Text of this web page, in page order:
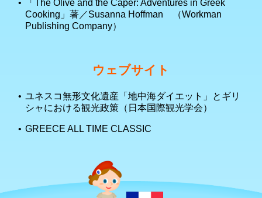
「The Olive and the Caper: Adventures in Greek
Cooking」著／Susanna Hoffman （Workman
Publishing Company）
ウェブサイト
ユネスコ無形文化遺産「地中海ダイエット」とギリ
シャにおける観光政策（日本国際観光学会）
GREECE ALL TIME CLASSIC